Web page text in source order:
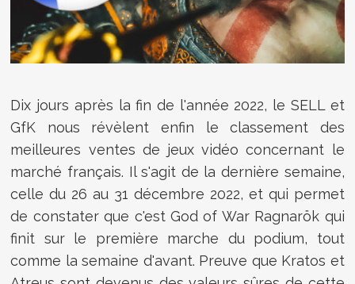
Dix jours après la fin de l'année 2022, le SELL et
GfK nous révèlent enfin le classement des
meilleures ventes de jeux vidéo concernant le
marché français. Il s'agit de la dernière semaine,
celle du 26 au 31 décembre 2022, et qui permet
de constater que c'est God of War Ragnarök qui
finit sur le première marche du podium, tout
comme la semaine d'avant. Preuve que Kratos et